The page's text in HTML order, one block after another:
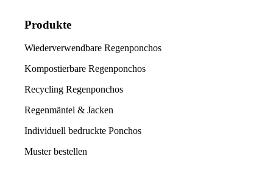
Produkte
Wiederverwendbare Regenponchos
Kompostierbare Regenponchos
Recycling Regenponchos
Regenmäntel & Jacken
Individuell bedruckte Ponchos
Muster bestellen